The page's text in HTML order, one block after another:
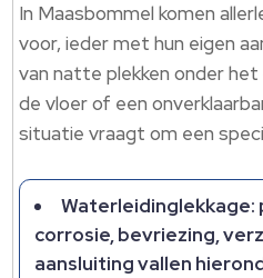
In Maasbommel komen
voor, ieder met hun eigen
van natte plekken onder
de vloer of een
situatie vraagt om een
corrosie, bevriezing,
aansluiting vallen